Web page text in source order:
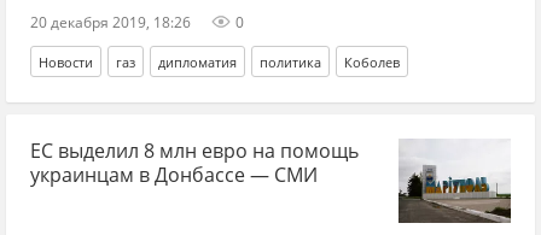
20 декабря 2019, 18:26 0
Новости газ дипломатия политика Коболев
ЕС выделил 8 млн евро на помощь
украинцам в Донбассе — СМИ